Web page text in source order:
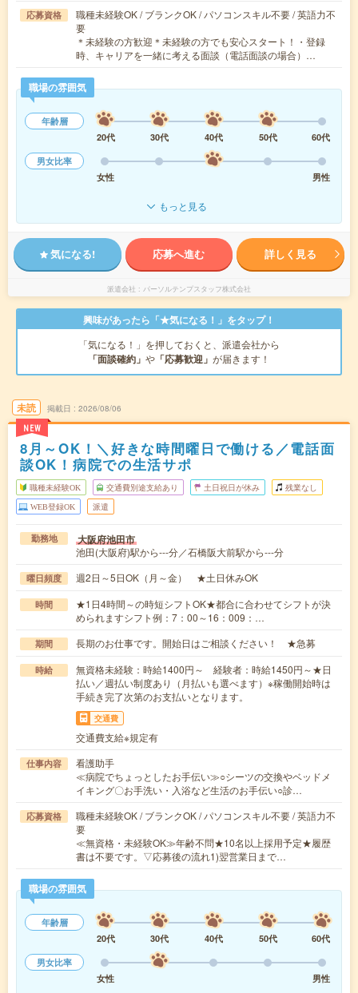
応募資格
職種未経験OK / ブランクOK / パソコンスキル不要 / 英語力不
要
＊未経験の方歓迎＊未経験の方でも安心スタート！・登録
時、キャリアを一緒に考える面談（電話面談の場合）…
職場の雰囲気
年齢層
20代
30代 40代 50代
60代
男女比率
女性
男性
もっと見る
気になる! 応募へ進む 詳しく見る
派遣会社 パーソルテンプスタッフ株式会社
興味があったら「★気になる！」をタップ！
「気になる！」を押しておくと、派遣会社から
「面談確約」 や 「応募歓迎」 が届きます！
未読
NEW
掲載日 2026/08/06
8月～OK！＼好きな時間曜日で働ける／電話面
談OK！病院での生活サポ
職種未経験OK 交通費別途支給あり 土日祝日が休み 残業なし
WEB登録OK 派遣
勤務地 大阪府池田市
池田(大阪府)駅から---分／石橋阪大前駅から---分
曜日頻度 週2日～5日OK（月～金） ★土日休みOK
時間
★1日4時間～の時短シフトOK★都合に合わせてシフトが決
められますシフト例：7：00～16：009：…
期間 長期のお仕事です。開始日はご相談ください！ ★急募
時給
無資格未経験：時給1400円～ 経験者：時給1450円～★日
払い／週払い制度あり（月払いも選べます）※稼働開始時は
手続き完了次第のお支払いとなります。
交通費
交通費支給※規定有
仕事内容
看護助手
≪病院でちょっとしたお手伝い≫○シーツの交換やベッドメ
イキング〇お手洗い・入浴など生活のお手伝い○診…
応募資格
職種未経験OK / ブランクOK / パソコンスキル不要 / 英語力不
要
≪無資格・未経験OK≫年齢不問★10名以上採用予定★履歴
書は不要です。▽応募後の流れ1)翌営業日まで…
職場の雰囲気
年齢層
20代
30代 40代 50代
60代
男女比率
女性
男性